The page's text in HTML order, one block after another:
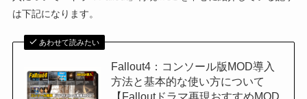
は下記になります。
あわせて読みたい
Fallout4：コンソール版MOD導入
方法と基本的な使い方について
【Falloutドラマ再現おすすめMOD